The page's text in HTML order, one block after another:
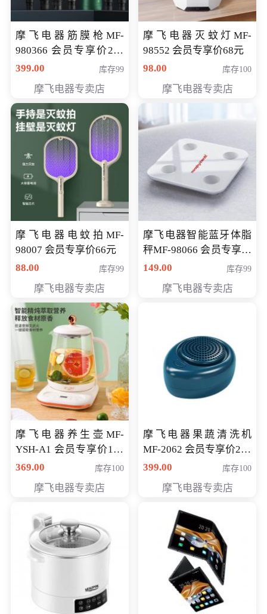
摩飞电器筋膜枪MF-
980366 会员专享价299
元
399.00 库存99
摩飞电器专卖店
摩飞电器灭蚊灯MF-
98552 会员专享价68元
98.00
库存100
摩飞电器专卖店
摩飞电器电蚊拍MF-
98007 会员专享价66元
88.00
库存99
摩飞电器专卖店
摩飞电器智能蓝牙体脂
秤MF-98066 会员专享价
98元
149.00 库存99
摩飞电器专卖店
摩飞电器养生壶MF-
YSH-A1 会员专享价198
元
369.00 库存100
摩飞电器专卖店
摩飞电器果蔬清洗机
MF-2062 会员专享价268
元
399.00 库存100
摩飞电器专卖店